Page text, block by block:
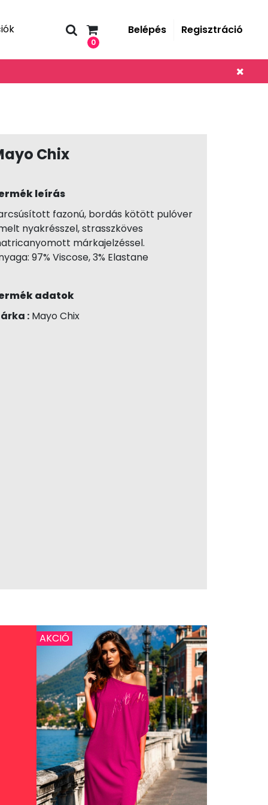
0
Belépés Regisztráció
Chix
leírás
fazonú, bordás kötött pulóver
nyakrésszel, strasszköves
márkajelzéssel.
97% Viscose, 3% Elastane
adatok
:Mayo Chix
AKCIÓ